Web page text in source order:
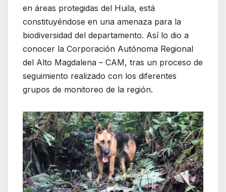
en áreas protegidas del Huila, está
constituyéndose en una amenaza para la
biodiversidad del departamento. Así lo dio a
conocer la Corporación Autónoma Regional
del Alto Magdalena – CAM, tras un proceso de
seguimiento realizado con los diferentes
grupos de monitoreo de la región.